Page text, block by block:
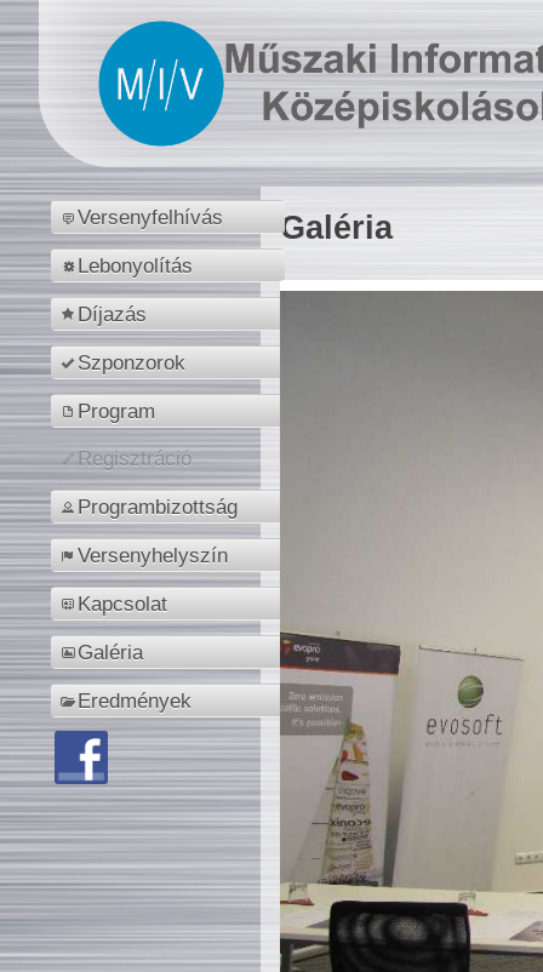
Versenyfelhívás
Lebonyolítás
Díjazás
Szponzorok
Program
Regisztráció
Programbizottság
Versenyhelyszín
Kapcsolat
Galéria
Eredmények
Galéria